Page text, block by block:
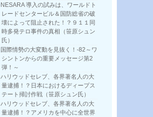
NESARA 導入の試みは、ワールドト
レードセンタービル＆国防総省の破
壊によって阻止された！？９１１同
時多発テロ事件の真相（笹原シュン
氏）
国際情勢の大変動を見抜く！-82～ワ
シントンからの重要メッセージ第2
弾！～
ハリウッドセレブ、各界著名人の大
量逮捕！？日本におけるディープス
テート掃討作戦（笹原シュン氏）
ハリウッドセレブ、各界著名人の大
量逮捕！？アメリカを中心に全世界